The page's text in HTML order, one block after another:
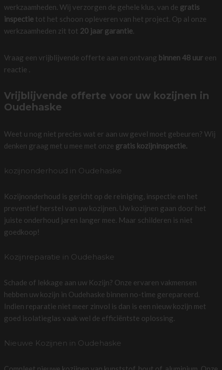
werkzaamheden. Wij verzorgen de gehele klus, van de gratis
inspectietot het schoon opleveren van het project. Op al onze
werkzaamheden zit tot 20 jaar garantie.
Vraag een vrijblijvende offerte aan en ontvang binnen 48 uureen
reactie .
Vrijblijvende offerte voor uw kozijnen in
Oudehaske
Weet u nog niet precies wat er aan uw gevel moet gebeuren? Wij
denken graag met u mee met onze gratis kozijninspectie.
kozijnonderhoud in Oudehaske
Kozijnonderhoud is gericht op de reiniging, inspectie en het
preventief herstel van uw kozijnen. Uw kozijnen gaan door het
juiste onderhoud jaren langer mee. Maar schilderen is niet
goedkoop!
Kozijnreparatie in Oudehaske
Schade of lekkage aan uw Kozijn? Onze ervaren vakmensen
hebben uw kozijn in Oudehaske binnen no-time gerepareerd.
Indien reparatie niet meer zinvol is dan is een nieuw kozijn met
goed isolatieglas vaak wel de efficiëntste oplossing.
Nieuwe Kozijnen in Oudehaske